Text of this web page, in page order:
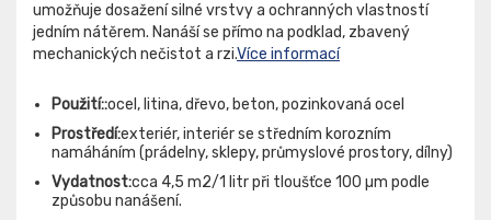
umožňuje dosažení silné vrstvy a ochranných vlastností
jedním nátěrem. Nanáší se přímo na podklad, zbavený
mechanických nečistot a rzi.Více informací
Použití::ocel, litina, dřevo, beton, pozinkovaná ocel
Prostředí:exteriér, interiér se středním korozním
namáháním (prádelny, sklepy, průmyslové prostory, dílny)
Vydatnost:cca 4,5 m2/1 litr při tloušťce 100 µm podle
způsobu nanášení.